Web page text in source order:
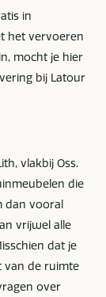
in
het vervoeren
mocht je hier
bij Latour
vlakbij Oss.
die
dan vooral
vrijwel alle
dat je
van de ruimte
over